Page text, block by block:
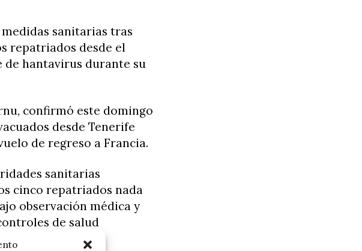
sanitarias tras
repatriados desde el
de hantavirus durante su
confirmó este domingo
desde Tenerife
de regreso a Francia.
sanitarias
cinco repatriados nada
observación médica y
de salud